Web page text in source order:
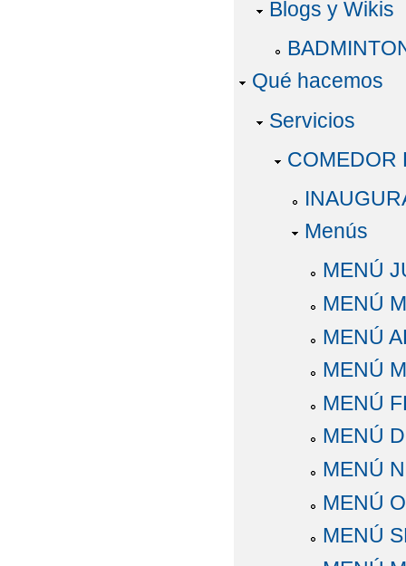
Blogs y Wikis
Qué hacemos
Servicios
COMEDOR
Menús
MENÚ
MENÚ
MENÚ
MENÚ
MENÚ
MENÚ
MENÚ
MENÚ
MENÚ